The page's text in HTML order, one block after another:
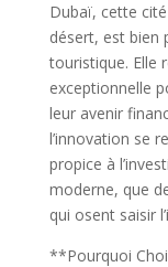
Dubaï, cette
désert, est bien
touristique. Elle
exceptionnelle
leur avenir
l’innovation se
propice à
moderne, que
qui osent saisir
**Pourquoi